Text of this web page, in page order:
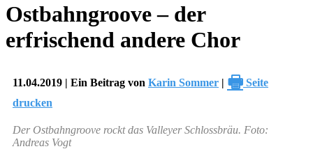
Ostbahngroove – der
erfrischend andere Chor
11.04.2019 | Ein Beitrag von Karin Sommer | 🖶 Seite
drucken
Der Ostbahngroove rockt das Valleyer Schlossbräu. Foto:
Andreas Vogt